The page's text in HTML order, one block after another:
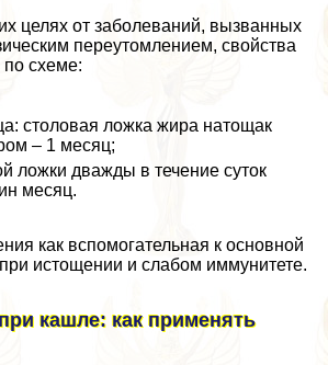
целях от заболеваний, вызванных
переутомлением, свойства
схеме:
столовая ложка жира натощак
– 1 месяц;
ложки дважды в течение суток
месяц.
как вспомогательная к основной
истощении и слабом иммунитете.
кашле: как применять